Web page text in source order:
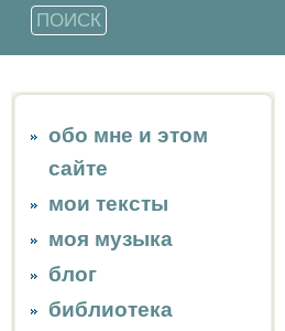
обо мне и этом
сайте
мои тексты
моя музыка
блог
библиотека